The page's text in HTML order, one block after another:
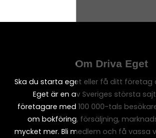
Om Driva Eget
Ska du starta eget eller få ditt företag
Eget är en av Sveriges största
företagare med 100 000-tals
om bokföring, försäljning,
mycket mer. Bli medlem och få vassa